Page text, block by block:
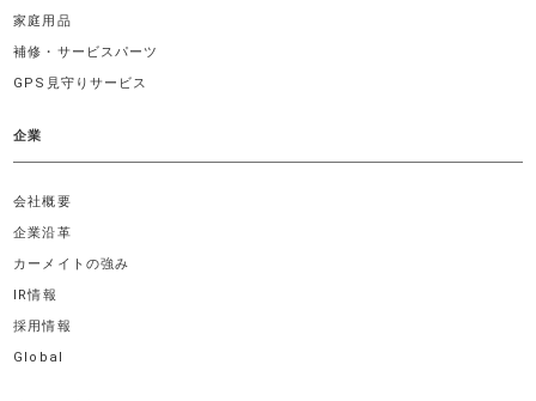
家庭用品
補修・サービスパーツ
GPS見守りサービス
企業
会社概要
企業沿革
カーメイトの強み
IR情報
採用情報
Global